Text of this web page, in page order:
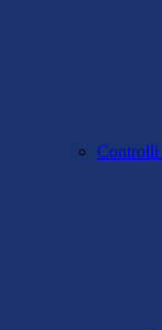
Controlli